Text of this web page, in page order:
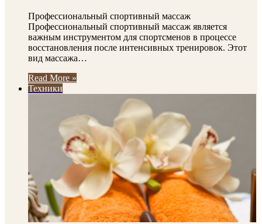
Профессиональный спортивный массаж
Профессиональный спортивный массаж является
важным инструментом для спортсменов в процессе
восстановления после интенсивных тренировок. Этот
вид массажа…
Read More »
Техники